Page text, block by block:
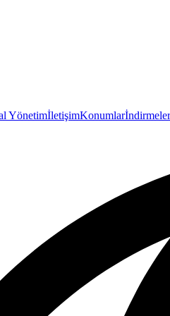
YönetimİletişimKonumlarİndirmeler